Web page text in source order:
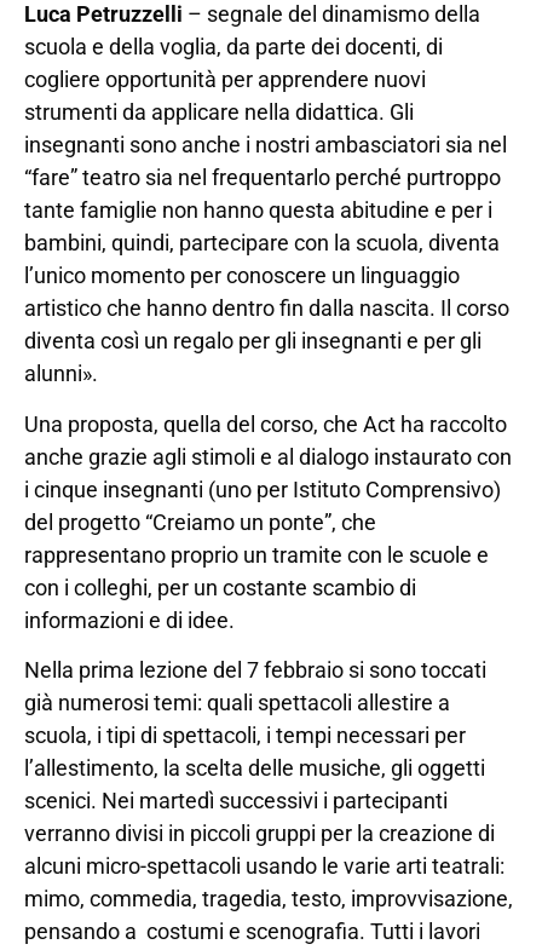
Luca Petruzzelli – segnale del dinamismo della
scuola e della voglia, da parte dei docenti, di
cogliere opportunità per apprendere nuovi
strumenti da applicare nella didattica. Gli
insegnanti sono anche i nostri ambasciatori sia nel
“fare” teatro sia nel frequentarlo perché purtroppo
tante famiglie non hanno questa abitudine e per i
bambini, quindi, partecipare con la scuola, diventa
l’unico momento per conoscere un linguaggio
artistico che hanno dentro fin dalla nascita. Il corso
diventa così un regalo per gli insegnanti e per gli
alunni».
Una proposta, quella del corso, che Act ha raccolto
anche grazie agli stimoli e al dialogo instaurato con
i cinque insegnanti (uno per Istituto Comprensivo)
del progetto “Creiamo un ponte”, che
rappresentano proprio un tramite con le scuole e
con i colleghi, per un costante scambio di
informazioni e di idee.
Nella prima lezione del 7 febbraio si sono toccati
già numerosi temi: quali spettacoli allestire a
scuola, i tipi di spettacoli, i tempi necessari per
l’allestimento, la scelta delle musiche, gli oggetti
scenici. Nei martedì successivi i partecipanti
verranno divisi in piccoli gruppi per la creazione di
alcuni micro-spettacoli usando le varie arti teatrali:
mimo, commedia, tragedia, testo, improvvisazione,
pensando a costumi e scenografia. Tutti i lavori